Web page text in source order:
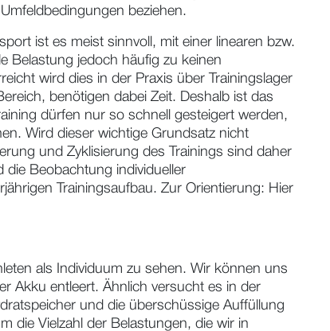
beziehen.
ist es meist sinnvoll, mit einer linearen bzw.
Belastung jedoch häufig zu keinen
wird dies in der Praxis über Trainingslager
benötigen dabei Zeit. Deshalb ist das
dürfen nur so schnell gesteigert werden,
Wird dieser wichtige Grundsatz nicht
und Zyklisierung des Trainings sind daher
die Beobachtung individueller
Trainingsaufbau. Zur Orientierung: Hier
als Individuum zu sehen. Wir können uns
Akku entleert. Ähnlich versucht es in der
und die überschüssige Auffüllung
die Vielzahl der Belastungen, die wir in